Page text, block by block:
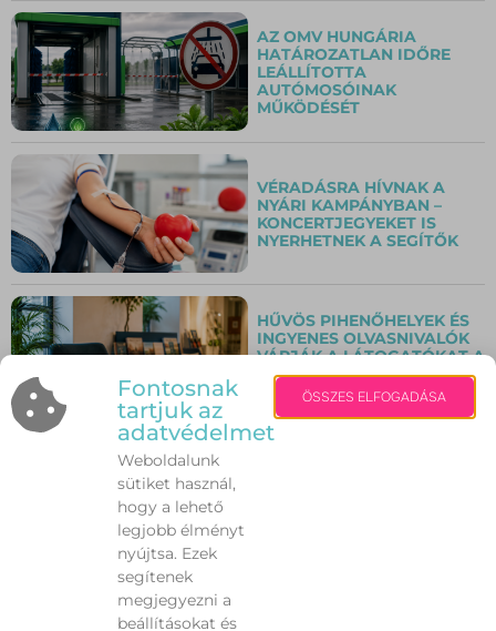
AZ OMV HUNGÁRIA
HATÁROZATLAN IDŐRE
LEÁLLÍTOTTA
AUTÓMOSÓINAK
MŰKÖDÉSÉT
VÉRADÁSRA HÍVNAK A
NYÁRI KAMPÁNYBAN –
KONCERTJEGYEKET IS
NYERHETNEK A SEGÍTŐK
HŰVÖS PIHENŐHELYEK ÉS
INGYENES OLVASNIVALÓK
VÁRJÁK A LÁTOGATÓKAT A
SZENT ISTVÁN KIRÁLY
MÚZEUMBAN
Fontosnak
tartjuk az
adatvédelmet
Weboldalunk
sütiket használ,
hogy a lehető
legjobb élményt
nyújtsa. Ezek
segítenek
megjegyezni a
beállításokat és
ÖSSZES ELFOGADÁSA